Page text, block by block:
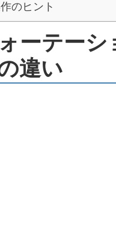
のヒント
ーテー
違い